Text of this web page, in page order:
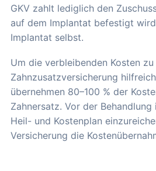
GKV zahlt lediglich den
auf dem Implantat befestigt
Implantat selbst.
Um die verbleibenden Kosten
Zahnzusatzversicherung
übernehmen 80–100 % der
Zahnersatz. Vor der
Heil- und Kostenplan
Versicherung die